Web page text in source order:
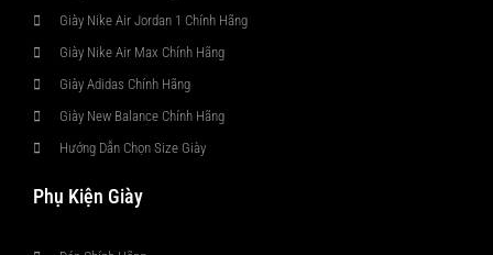
Giày Nike Air Jordan 1 Chính Hãng
Giày Nike Air Max Chính Hãng
Giày Adidas Chính Hãng
Giày New Balance Chính Hãng
Hướng Dẫn Chọn Size Giày
Phụ Kiện Giày